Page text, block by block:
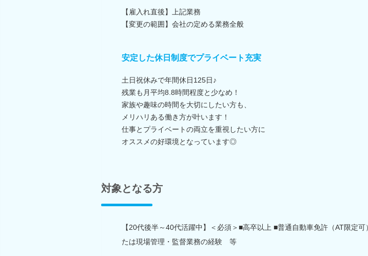
【雇入れ直後】上記業務
【変更の範囲】会社の定める業務全般
安定した休日制度でプライベート充実
土日祝休みで年間休日125日♪
残業も月平均8.8時間程度と少なめ！
家族や趣味の時間を大切にしたい方も、
メリハリある働き方が叶います！
仕事とプライベートの両立を重視したい方に
オススメの好環境となっています◎
対象となる方
【20代後半～40代活躍中】＜必須＞■高卒以上 ■普通自動車免許（AT限定可
たは現場管理・監督業務の経験 等